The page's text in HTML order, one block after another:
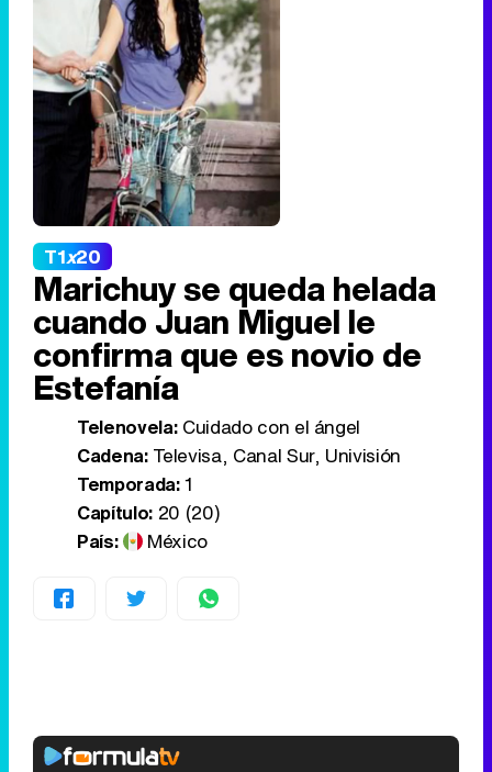
T1x20
Marichuy se queda helada
cuando Juan Miguel le
confirma que es novio de
Estefanía
Telenovela:Cuidado con el ángel
Cadena:Televisa, Canal Sur, Univisión
Temporada:1
Capítulo:20 (20)
País:
México